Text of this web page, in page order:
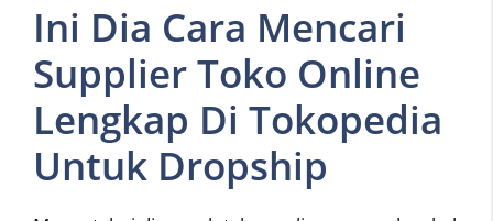
Ini Dia Cara Mencari
Supplier Toko Online
Lengkap Di Tokopedia
Untuk Dropship